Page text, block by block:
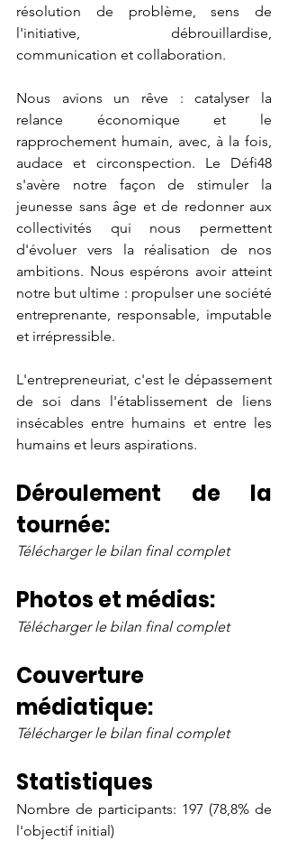
résolution de problème, sens de
l'initiative, débrouillardise,
communication et collaboration.
Nous avions un rêve : catalyser la
relance économique et le
rapprochement humain, avec, à la fois,
audace et circonspection. Le Défi48
s'avère notre façon de stimuler la
jeunesse sans âge et de redonner aux
collectivités qui nous permettent
d'évoluer vers la réalisation de nos
ambitions. Nous espérons avoir atteint
notre but ultime : propulser une société
entreprenante, responsable, imputable
et irrépressible.
L'entrepreneuriat, c'est le dépassement
de soi dans l'établissement de liens
insécables entre humains et entre les
humains et leurs aspirations.
Déroulement de la
tournée:
Télécharger le bilan final complet
Photos et médias:
Télécharger le bilan final complet
Couverture
médiatique:
Télécharger le bilan final complet
Statistiques
Nombre de participants: 197 (78,8% de
l'objectif initial)